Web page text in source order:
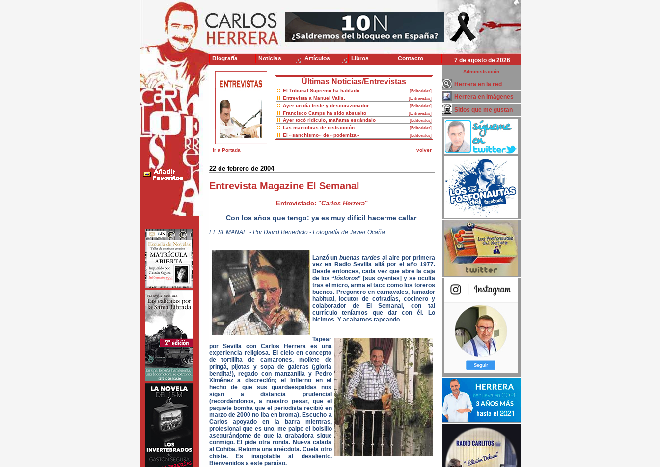
7 de agosto de 2026
Últimas Noticias/Entrevistas
El Tribunal Supremo ha hablado [Editoriales]
Entrevista a Manuel Valls. [Entrevistas]
Ayer un día triste y descorazonador [Editoriales]
Francisco Camps ha sido absuelto [Entrevistas]
Ayer tocó ridículo, mañama escándalo [Editoriales]
Las maniobras de distracción [Editoriales]
El «sanchismo» de «podemiza» [Editoriales]
ir a Portada volver
22 de febrero de 2004
Entrevista Magazine El Semanal
Entrevistado: "Carlos Herrera"
Con los años que tengo: ya es muy difícil hacerme callar
EL SEMANAL - Por David Benedicto - Fotografía de Javier Ocaña
Lanzó unbuenas tardes al aire por primera
vez en Radio Sevilla allá por el año 1977.
Desde entonces, cada vez que abre la caja
de los “fósforos” [sus oyentes] y se oculta
tras el micro, arma el taco como los toreros
buenos. Pregonero en carnavales, fumador
habitual, locutor de cofradías, cocinero y
colaborador de El Semanal, con tal
currículo teníamos que dar con él. Lo
hicimos. Y acabamos tapeando.
Tapear
por Sevilla con Carlos Herrera es una
experiencia religiosa. El cielo en concepto
de tortillita de camarones, mollete de
pringá, pijotas y sopa de galeras (¡gloria
bendita!), regado con manzanilla y Pedro
Ximénez a discreción; el infierno en el
hecho de que sus guardaespaldas nos
sigan a distancia prudencial
(recordándonos, a nuestro pesar, que el
paquete bomba que el periodista recibió en
marzo de 2000 no iba en broma). Escucho a
Carlos apoyado en la barra mientras,
profesional que es uno, me palpo el bolsillo
asegurándome de que la grabadora sigue
conmigo. Él pide otra ronda. Nueva calada
al Cohiba. Retoma una anécdota. Cuela otro
chiste. Es inagotable al desaliento.
Bienvenidos a este paraíso.
Administración
Herrera en la red
Herrera en imágenes
Sitios que me gustan
Biografía Noticias Artículos Libros Contacto